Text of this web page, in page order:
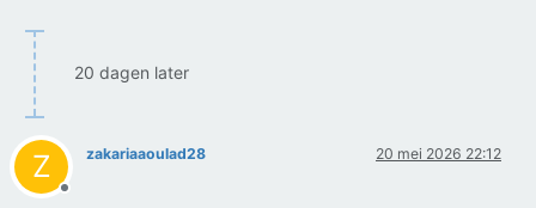
20 dagen later
Z
Offline
zakariaaoulad28 20 mei 2026 22:12